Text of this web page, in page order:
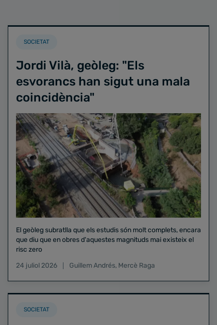
SOCIETAT
Jordi Vilà, geòleg: "Els
esvorancs han sigut una mala
coincidència"
El geòleg subratlla que els estudis són molt complets, encara
que diu que en obres d'aquestes magnituds mai existeix el
risc zero
24 juliol 2026
Guillem Andrés, Mercè Raga
SOCIETAT